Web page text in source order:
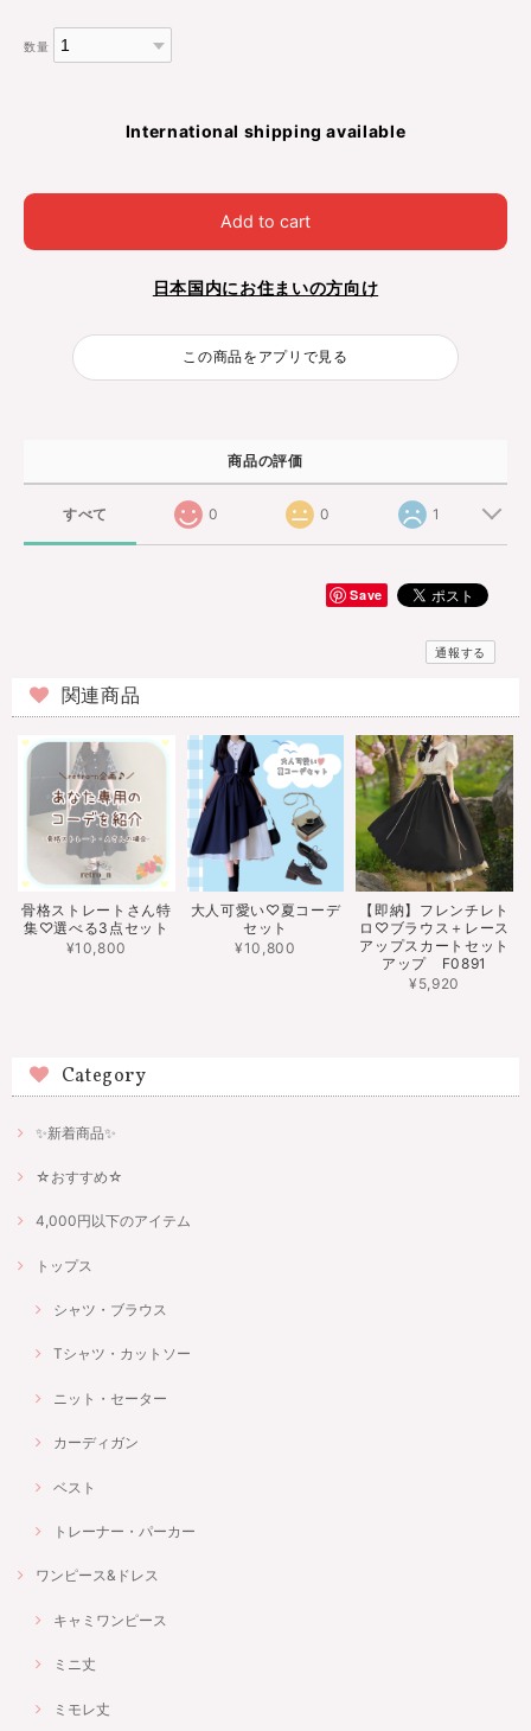
数量
International shipping available
Add to cart
日本国内にお住まいの方向け
この商品をアプリで見る
商品の評価
すべて 0 0 1
Save
通報する
関連商品
骨格ストレートさん特
集♡選べる3点セット
¥10,800
大人可愛い♡夏コーデ
セット
¥10,800
【即納】フレンチレト
ロ♡ブラウス＋レース
アップスカートセット
アップ F0891
¥5,920
Category
✨新着商品✨
☆おすすめ☆
4,000円以下のアイテム
トップス
シャツ・ブラウス
Tシャツ・カットソー
ニット・セーター
カーディガン
ベスト
トレーナー・パーカー
ワンピース&ドレス
キャミワンピース
ミニ丈
ミモレ丈